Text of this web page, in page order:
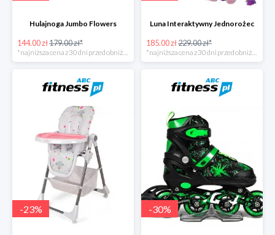
Hulajnoga Jumbo Flowers
144.00 zł179.00 zł*
*najniższa cena z 30 dni przed obniżką
Luna Interaktywny Jednorożec
185.00 zł229.00 zł*
*najniższa cena z 30 dni przed obniżką
-23% -30%